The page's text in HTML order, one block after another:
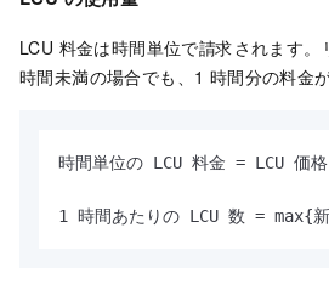
LCU 料金は時間単位で請求されます。
時間未満の場合でも、1 時間分の料金
時間単位の LCU 料金 = LCU 価
1 時間あたりの LCU 数 = max{